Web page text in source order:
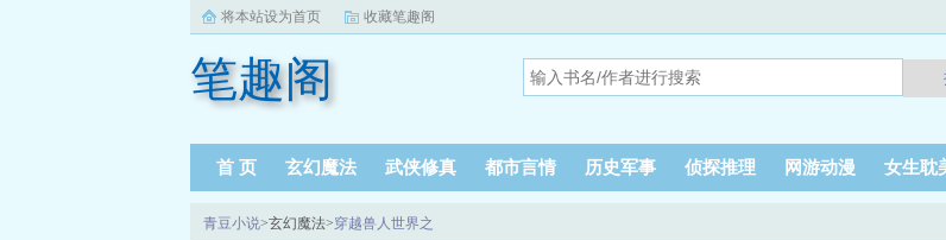
将本站设为首页 收藏笔趣阁
笔趣阁
首 页 玄幻魔法 武侠修真 都市言情 历史军事 侦探推理 网游动漫 女生耽
青豆小说>玄幻魔法>穿越兽人世界之